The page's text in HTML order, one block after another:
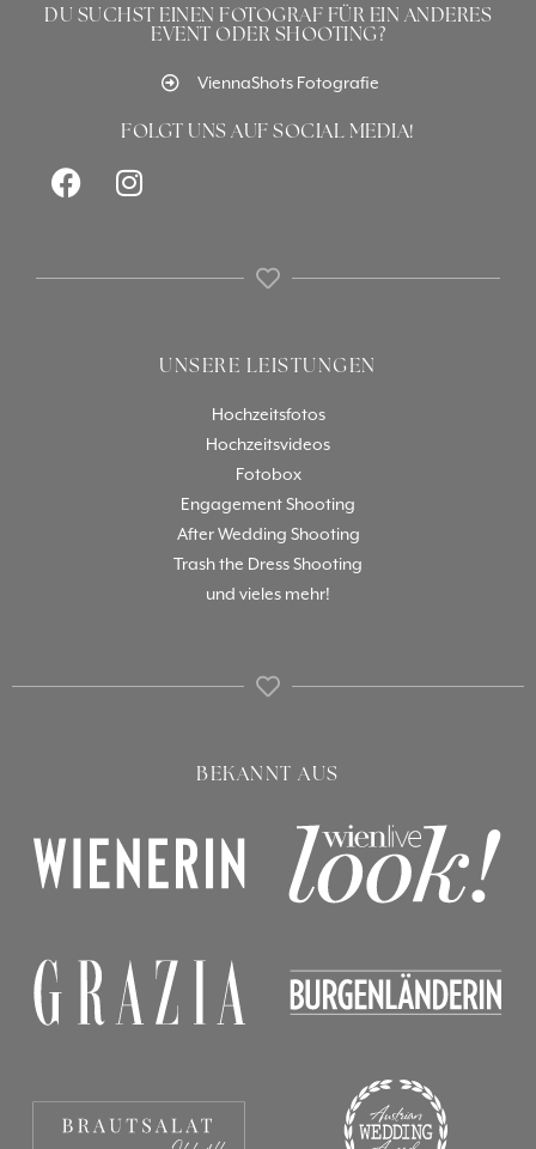
DU SUCHST EINEN FOTOGRAF FÜR EIN ANDERES
EVENT ODER SHOOTING?
ViennaShots Fotografie
FOLGT UNS AUF SOCIAL MEDIA!
UNSERE LEISTUNGEN
Hochzeitsfotos
Hochzeitsvideos
Fotobox
Engagement Shooting
After Wedding Shooting
Trash the Dress Shooting
und vieles mehr!
BEKANNT AUS